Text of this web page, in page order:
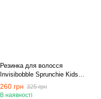
Резинка для волосся
Invisibobble Sprunchie Kids
Disney Ariel
260 грн 325 грн
В наявності